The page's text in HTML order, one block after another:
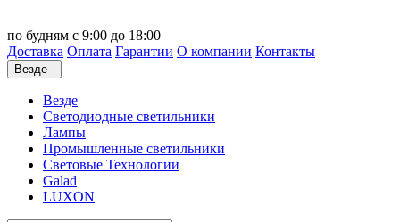
по будням с 9:00 до 18:00
Доставка Оплата Гарантии О компании Контакты
Везде
Везде
Cветодиодные светильники
Лампы
Промышленные светильники
Световые Технологии
Galad
LUXON